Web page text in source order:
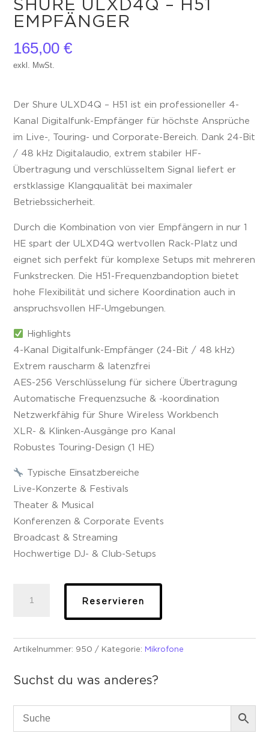
SHURE ULXD4Q – H51
EMPFÄNGER
165,00€
exkl. MwSt.
Der Shure ULXD4Q – H51 ist ein professioneller 4-
Kanal Digitalfunk-Empfänger für höchste Ansprüche
im Live-, Touring- und Corporate-Bereich. Dank 24-Bit
/ 48 kHz Digitalaudio, extrem stabiler HF-
Übertragung und verschlüsseltem Signal liefert er
erstklassige Klangqualität bei maximaler
Betriebssicherheit.
Durch die Kombination von vier Empfängern in nur 1
HE spart der ULXD4Q wertvollen Rack-Platz und
eignet sich perfekt für komplexe Setups mit mehreren
Funkstrecken. Die H51-Frequenzbandoption bietet
hohe Flexibilität und sichere Koordination auch in
anspruchsvollen HF-Umgebungen.
Highlights
4-Kanal Digitalfunk-Empfänger (24-Bit / 48 kHz)
Extrem rauscharm & latenzfrei
AES-256 Verschlüsselung für sichere Übertragung
Automatische Frequenzsuche & -koordination
Netzwerkfähig für Shure Wireless Workbench
XLR- & Klinken-Ausgänge pro Kanal
Robustes Touring-Design (1 HE)
Typische Einsatzbereiche
Live-Konzerte & Festivals
Theater & Musical
Konferenzen & Corporate Events
Broadcast & Streaming
Hochwertige DJ- & Club-Setups
ULXD4Q
Empfänger
Reservieren
Artikelnummer: 950 Kategorie: Mikrofone
Suchst du was anderes?